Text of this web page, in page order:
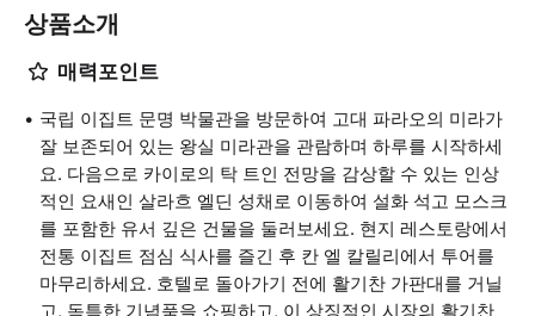
상품소개
매력포인트
국립 이집트 문명 박물관을 방문하여 고대 파라오의 미라가
잘 보존되어 있는 왕실 미라관을 관람하며 하루를 시작하세
요. 다음으로 카이로의 탁 트인 전망을 감상할 수 있는 인상
적인 요새인 살라흐 엘딘 성채로 이동하여 설화 석고 모스크
를 포함한 유서 깊은 건물을 둘러보세요. 현지 레스토랑에서
전통 이집트 점심 식사를 즐긴 후 칸 엘 칼릴리에서 투어를
마무리하세요. 호텔로 돌아가기 전에 활기찬 가판대를 거닐
고, 독특한 기념품을 쇼핑하고, 이 상징적인 시장의 활기찬